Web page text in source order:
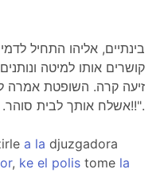
בינתיים, אליהו התחיל
קושרים אותו למיטה
זיעה קרה. השופטת אמרה
אשלח אותך לבית סוהר. באולם שלי לא צוחקים!!".
a la djuzgadora
, ke el polis tome la